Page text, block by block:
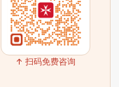
↑ 扫码免费咨询